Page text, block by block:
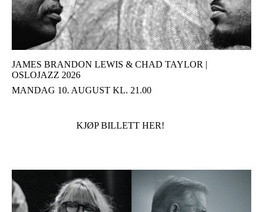
JAMES BRANDON LEWIS & CHAD TAYLOR |
OSLOJAZZ 2026
MANDAG 10. AUGUST KL. 21.00
KJØP BILLETT HER!